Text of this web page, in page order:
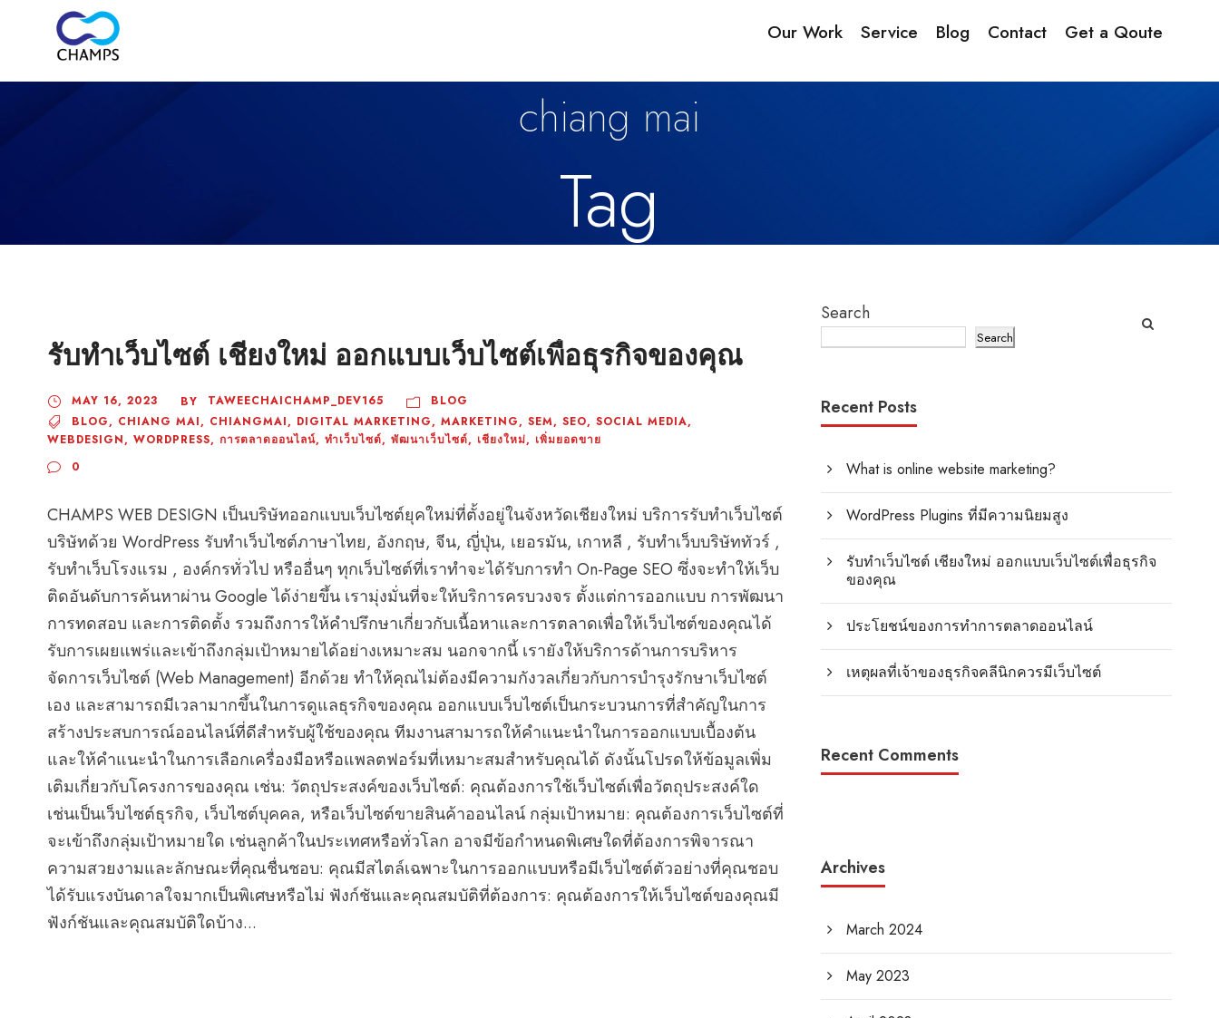
Our Work Service Blog Contact Get a Qoute
chiang mai
Tag
รับทำเว็บไซต์ เชียงใหม่ ออกแบบเว็บไซต์เพื่อธุรกิจของคุณ
MAY 16, 2023 BY TAWEECHAICHAMP_DEV165
BLOG
BLOG, CHIANG MAI, CHIANGMAI, DIGITAL MARKETING, MARKETING, SEM, SEO, SOCIAL MEDIA,
WEBDESIGN, WORDPRESS, การตลาดออนไลน์, ทำเว็บไซต์, พัฒนาเว็บไซต์, เชียงใหม่, เพิ่มยอดขาย
0
CHAMPS WEB DESIGN เป็นบริษัทออกแบบเว็บไซต์ยุคใหม่ที่ตั้งอยู่ในจังหวัดเชียงใหม่ บริการรับทำเว็บไซต์
บริษัทด้วย WordPress รับทำเว็บไซต์ภาษาไทย, อังกฤษ, จีน, ญี่ปุ่น, เยอรมัน, เกาหลี , รับทำเว็บบริษัททัวร์ ,
รับทำเว็บโรงแรม , องค์กรทั่วไป หรืออื่นๆ ทุกเว็บไซต์ที่เราทำจะได้รับการทำ On-Page SEO ซึ่งจะทำให้เว็บ
ติดอันดับการค้นหาผ่าน Google ได้ง่ายขึ้น เรามุ่งมั่นที่จะให้บริการครบวงจร ตั้งแต่การออกแบบ การพัฒนา
การทดสอบ และการติดตั้ง รวมถึงการให้คำปรึกษาเกี่ยวกับเนื้อหาและการตลาดเพื่อให้เว็บไซต์ของคุณได้
รับการเผยแพร่และเข้าถึงกลุ่มเป้าหมายได้อย่างเหมาะสม นอกจากนี้ เรายังให้บริการด้านการบริหาร
จัดการเว็บไซต์ (Web Management) อีกด้วย ทำให้คุณไม่ต้องมีความกังวลเกี่ยวกับการบำรุงรักษาเว็บไซต์
เอง และสามารถมีเวลามากขึ้นในการดูแลธุรกิจของคุณ ออกแบบเว็บไซต์เป็นกระบวนการที่สำคัญในการ
สร้างประสบการณ์ออนไลน์ที่ดีสำหรับผู้ใช้ของคุณ ทีมงานสามารถให้คำแนะนำในการออกแบบเบื้องต้น
และให้คำแนะนำในการเลือกเครื่องมือหรือแพลตฟอร์มที่เหมาะสมสำหรับคุณได้ ดังนั้นโปรดให้ข้อมูลเพิ่ม
เติมเกี่ยวกับโครงการของคุณ เช่น: วัตถุประสงค์ของเว็บไซต์: คุณต้องการใช้เว็บไซต์เพื่อวัตถุประสงค์ใด
เช่นเป็นเว็บไซต์ธุรกิจ, เว็บไซต์บุคคล, หรือเว็บไซต์ขายสินค้าออนไลน์ กลุ่มเป้าหมาย: คุณต้องการเว็บไซต์ที่
จะเข้าถึงกลุ่มเป้าหมายใด เช่นลูกค้าในประเทศหรือทั่วโลก อาจมีข้อกำหนดพิเศษใดที่ต้องการพิจารณา
ความสวยงามและลักษณะที่คุณชื่นชอบ: คุณมีสไตล์เฉพาะในการออกแบบหรือมีเว็บไซต์ตัวอย่างที่คุณชอบ
ได้รับแรงบันดาลใจมากเป็นพิเศษหรือไม่ ฟังก์ชันและคุณสมบัติที่ต้องการ: คุณต้องการให้เว็บไซต์ของคุณมี
ฟังก์ชันและคุณสมบัติใดบ้าง...
Search
Search
Recent Posts
What is online website marketing?
WordPress Plugins ที่มีความนิยมสูง
รับทำเว็บไซต์ เชียงใหม่ ออกแบบเว็บไซต์เพื่อธุรกิจ
ของคุณ
ประโยชน์ของการทำการตลาดออนไลน์
เหตุผลที่เจ้าของธุรกิจคลีนิกควรมีเว็บไซต์
Recent Comments
Archives
March 2024
May 2023